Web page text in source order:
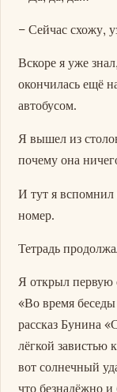
– Сейчас схожу,
Вскоре я уже
окончилась ещё
автобусом.
Я вышел из
почему она
И тут я вспомнил
номер.
Тетрадь
Я открыл первую
«Во время
рассказ Бунина
лёгкой завистью
вот солнечный
что безнадёжно